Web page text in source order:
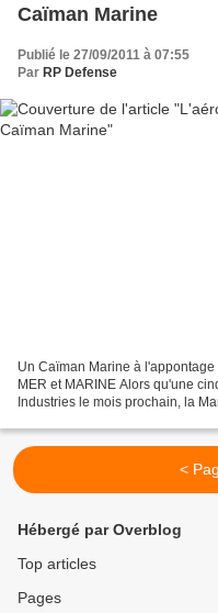
Caïman Marine
Publié le 27/09/2011 à 07:55
Par RP Defense
Un Caïman Marine à l'appontage
MER et MARINE Alors qu'une
Industries le mois prochain, la
<
Hébergé par Overblog
Top articles
Pages